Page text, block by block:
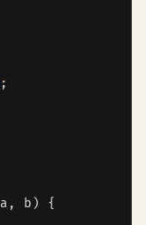
;
a, b ) {